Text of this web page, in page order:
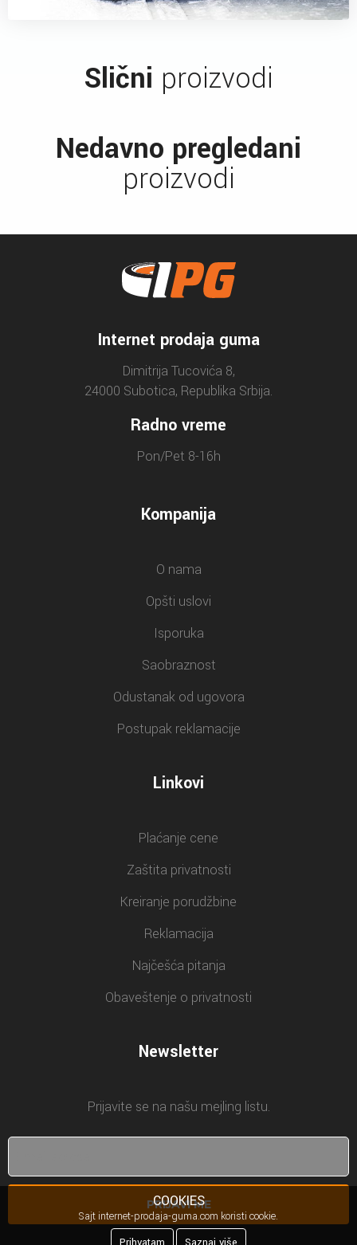
Slični proizvodi
Nedavno pregledani
proizvodi
Internet prodaja guma
Dimitrija Tucovića 8,
24000 Subotica, Republika Srbija.
Radno vreme
Pon/Pet 8-16h
Kompanija
O nama
Opšti uslovi
Isporuka
Saobraznost
Odustanak od ugovora
Postupak reklamacije
Linkovi
Plaćanje cene
Zaštita privatnosti
Kreiranje porudžbine
Reklamacija
Najčešća pitanja
Obaveštenje o privatnosti
Newsletter
Prijavite se na našu mejling listu.
PRIJAVI ME
COOKIES
Sajt internet-prodaja-guma.com koristi cookie.